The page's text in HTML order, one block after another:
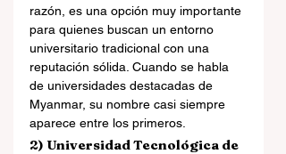
razón, es una opción muy importante
para quienes buscan un entorno
universitario tradicional con una
reputación sólida. Cuando se habla
de universidades destacadas de
Myanmar, su nombre casi siempre
aparece entre los primeros.
2) Universidad Tecnológica de